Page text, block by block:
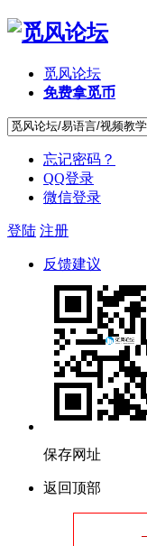
觅风论坛
免费拿觅币
忘记密码？
QQ登录
微信登录
登陆 注册
反馈建议
保存网址
返回顶部